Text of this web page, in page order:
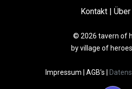
Kontakt
© 2026 tavern of
by village of
Impressum AGB’s